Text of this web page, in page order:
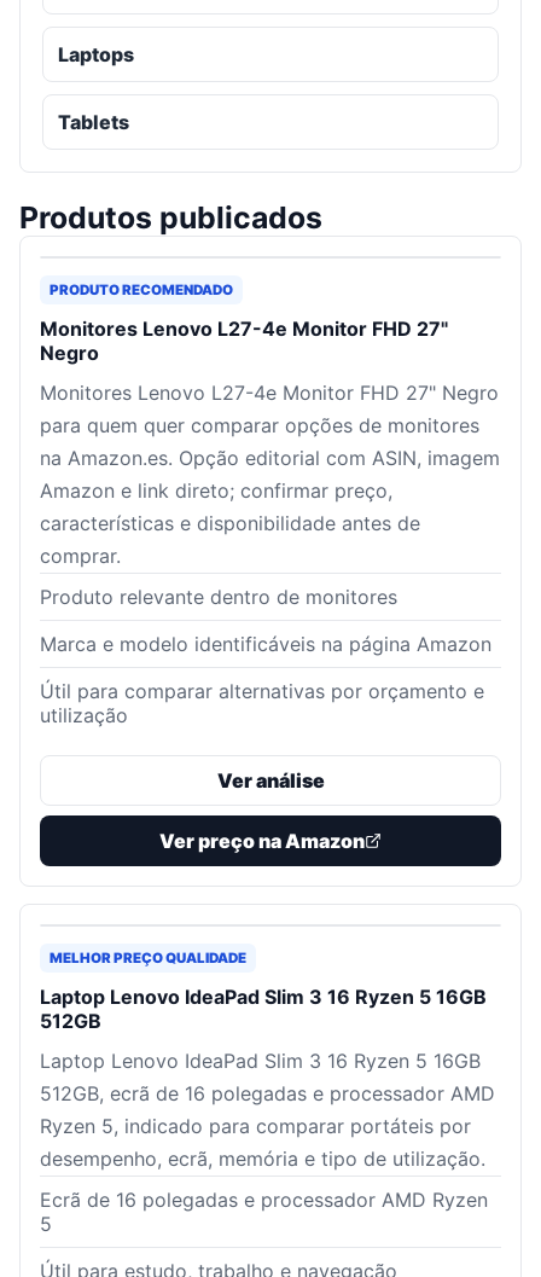
Laptops
Tablets
Produtos publicados
PRODUTO RECOMENDADO
Monitores Lenovo L27-4e Monitor FHD 27"
Negro
Monitores Lenovo L27-4e Monitor FHD 27" Negro
para quem quer comparar opções de monitores
na Amazon.es. Opção editorial com ASIN, imagem
Amazon e link direto; confirmar preço,
características e disponibilidade antes de
comprar.
Produto relevante dentro de monitores
Marca e modelo identificáveis na página Amazon
Útil para comparar alternativas por orçamento e
utilização
Ver análise
Ver preço na Amazon
MELHOR PREÇO QUALIDADE
Laptop Lenovo IdeaPad Slim 3 16 Ryzen 5 16GB
512GB
Laptop Lenovo IdeaPad Slim 3 16 Ryzen 5 16GB
512GB, ecrã de 16 polegadas e processador AMD
Ryzen 5, indicado para comparar portáteis por
desempenho, ecrã, memória e tipo de utilização.
Ecrã de 16 polegadas e processador AMD Ryzen
5
Útil para estudo, trabalho e navegação